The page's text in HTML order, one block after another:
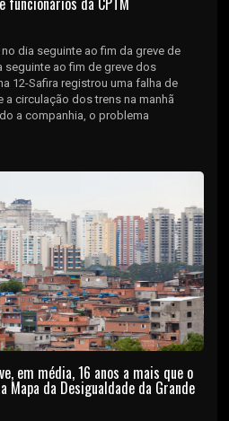
dia seguinte ao fim da greve de
seguinte ao fim de greve dos
12-Safira registrou uma falha de
circulação dos trens na manhã
a companhia, o problema
em média, 16 anos a mais que o
Mapa da Desigualdade da Grande